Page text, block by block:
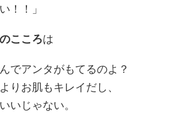
！！」
こころは
でアンタがもてるのよ？
りお肌もキレイだし、
いじゃない。